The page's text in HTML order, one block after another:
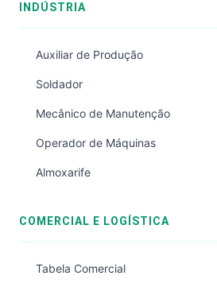
INDÚSTRIA
Auxiliar de Produção
Soldador
Mecânico de Manutenção
Operador de Máquinas
Almoxarife
COMERCIAL E LOGÍSTICA
Tabela Comercial